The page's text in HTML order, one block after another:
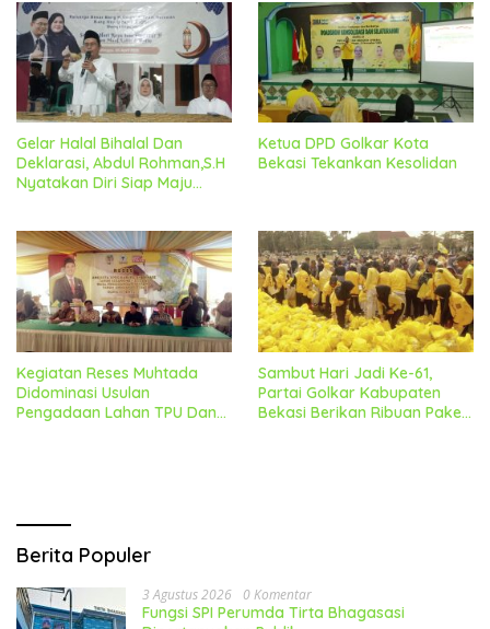
Perioritas Utama
Gelar Halal Bihalal Dan
Deklarasi, Abdul Rohman,S.H
Nyatakan Diri Siap Maju
Ketua DPD Golkar Kota
Bekasi Tekankan Kesolidan
Kegiatan Reses Muhtada
Didominasi Usulan
Pengadaan Lahan TPU Dan
Sambut Hari Jadi Ke-61,
Partai Golkar Kabupaten
Bekasi Berikan Ribuan Paket
Berita Populer
3 Agustus 2026 0 Komentar
Fungsi SPI Perumda Tirta Bhagasasi